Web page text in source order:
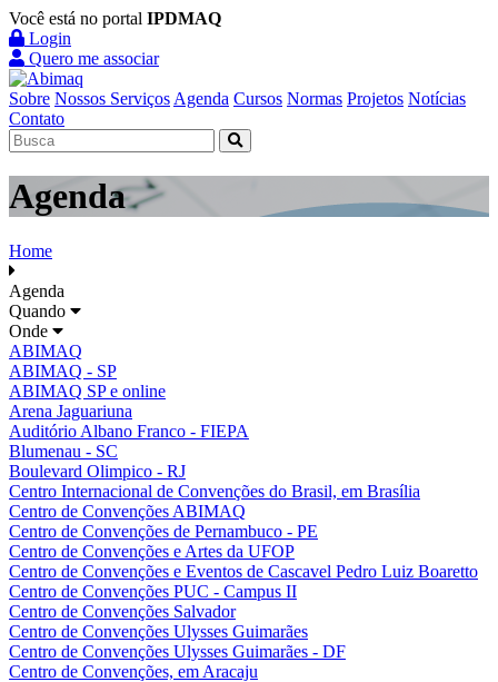
Você está no portal IPDMAQ
Login
Quero me associar
Sobre Nossos Serviços Agenda Cursos Normas Projetos Notícias
Contato
Agenda
Home
Agenda
Quando
Onde
ABIMAQ
ABIMAQ - SP
ABIMAQ SP e online
Arena Jaguariuna
Auditório Albano Franco - FIEPA
Blumenau - SC
Boulevard Olimpico - RJ
Centro Internacional de Convenções do Brasil, em Brasília
Centro de Convenções ABIMAQ
Centro de Convenções de Pernambuco - PE
Centro de Convenções e Artes da UFOP
Centro de Convenções e Eventos de Cascavel Pedro Luiz Boaretto
Centro de Convenções PUC - Campus II
Centro de Convenções Salvador
Centro de Convenções Ulysses Guimarães
Centro de Convenções Ulysses Guimarães - DF
Centro de Convenções, em Aracaju